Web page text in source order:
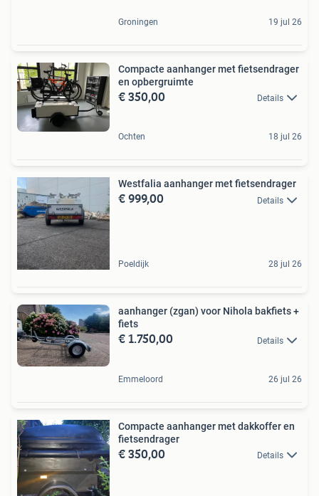
Groningen 19 jul 26
Compacte aanhanger met fietsendrager
en opbergruimte
€ 350,00 Details
Ochten 18 jul 26
Westfalia aanhanger met fietsendrager
€ 999,00 Details
Poeldijk 28 jul 26
aanhanger (zgan) voor Nihola bakfiets +
fiets
€ 1.750,00 Details
Emmeloord 26 jul 26
Compacte aanhanger met dakkoffer en
fietsendrager
€ 350,00 Details